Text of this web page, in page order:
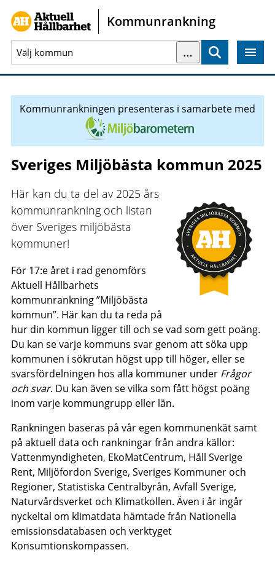
Gå direkt till sidans innehåll
Kommunrankning
…
Kommunrankningen presenteras i samarbete med
Sveriges Miljöbästa kommun 2025
Här kan du ta del av 2025 års
kommunrankning och listan
över Sveriges miljöbästa
kommuner!
För 17:e året i rad genomförs
Aktuell Hållbarhets
kommunrankning ”Miljöbästa
kommun”. Här kan du ta reda på
hur din kommun ligger till och se vad som gett poäng.
Du kan se varje kommuns svar genom att söka upp
kommunen i sökrutan högst upp till höger, eller se
svarsfördelningen hos alla kommuner under Frågor
och svar. Du kan även se vilka som fått högst poäng
inom varje kommungrupp eller län.
Rankningen baseras på vår egen kommunenkät samt
på aktuell data och rankningar från andra källor:
Vattenmyndigheten, EkoMatCentrum, Håll Sverige
Rent, Miljöfordon Sverige, Sveriges Kommuner och
Regioner, Statistiska Centralbyrån, Avfall Sverige,
Naturvårdsverket och Klimatkollen. Även i år ingår
nyckeltal om klimatdata hämtade från Nationella
emissionsdatabasen och verktyget
Konsumtionskompassen.